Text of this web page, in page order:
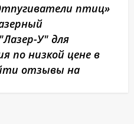
птиц»
У" для
по низкой цене в
отзывы на